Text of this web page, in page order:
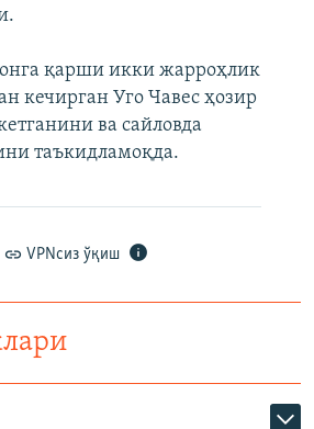
қарши икки жарроҳлик
кечирган Уго Чавес ҳозир
ва сайловда
таъкидламоқда.
VPNсиз ўқиш